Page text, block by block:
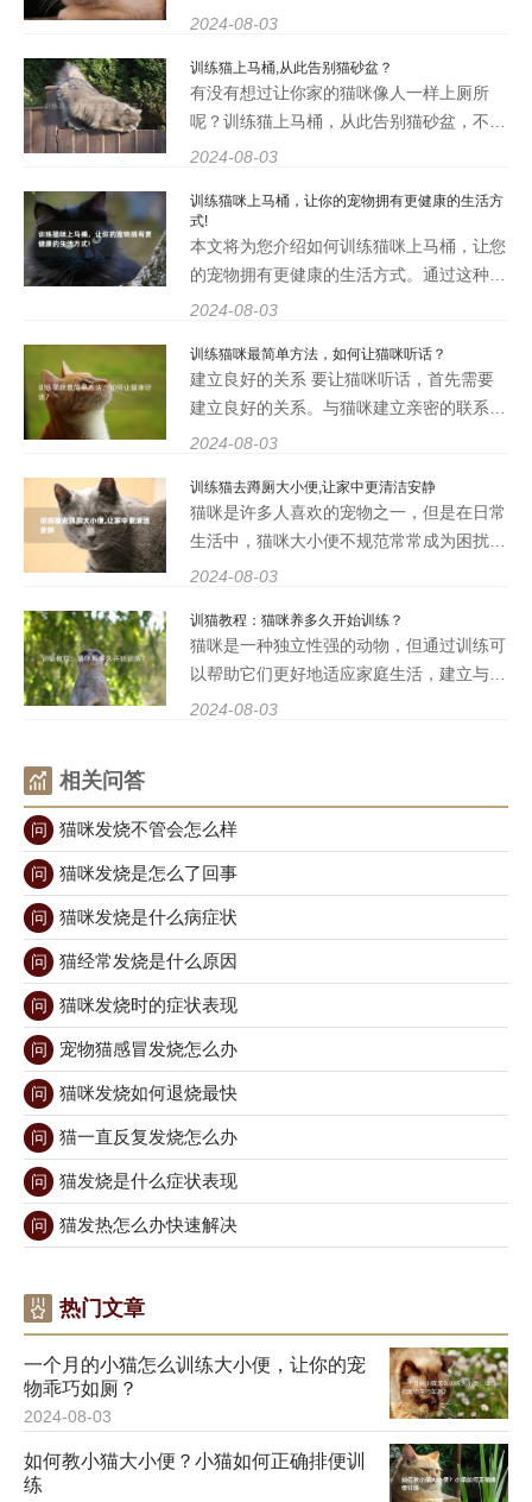
心，才能让家里保持整洁。本文将详细介绍
2. 选择合适的猫砂盆 选择一个合适的猫砂
盆对于训练小猫非
2024-08-03
训练猫上马桶,从此告别猫砂盆？
有没有想过让你家的猫咪像人一样上厕所
呢？训练猫上马桶，从此告别猫砂盆，不仅
可以减少清理猫砂的麻烦，还能让家里更加
让你的猫咪拥有更高级的厕所体验。 2. 必
备条件 要训练猫上马桶，
2024-08-03
训练猫咪上马桶，让你的宠物拥有更健康的生活方
式!
本文将为您介绍如何训练猫咪上马桶，让您
的宠物拥有更健康的生活方式。通过这种训
练，不仅可以减少猫砂的使用，还可以避免
洁、更健康的生活环境。 1. 为什么要训练
猫咪上马桶？ 训练猫咪
2024-08-03
训练猫咪最简单方法，如何让猫咪听话？
建立良好的关系 要让猫咪听话，首先需要
建立良好的关系。与猫咪建立亲密的联系，
让它感受到你的爱和关怀。可以通过定期给
增进彼此之间的感情。只有建立了牢固的信
任和亲密关系，猫
2024-08-03
训练猫去蹲厕大小便,让家中更清洁安静
猫咪是许多人喜欢的宠物之一，但是在日常
生活中，猫咪大小便不规范常常成为困扰主
人的问题。训练猫咪去蹲厕大小便，不仅可
生活质量，减少主人的麻烦。本文将介绍一
些训练猫咪去蹲厕大小
2024-08-03
训猫教程：猫咪养多久开始训练？
猫咪是一种独立性强的动物，但通过训练可
以帮助它们更好地适应家庭生活，建立与主
人之间更好的沟通和互动。训练可以帮助猫
2024-08-03
相关问答
问 猫咪发烧不管会怎么样
问 猫咪发烧是怎么了回事
问 猫咪发烧是什么病症状
问 猫经常发烧是什么原因
问 猫咪发烧时的症状表现
问 宠物猫感冒发烧怎么办
问 猫咪发烧如何退烧最快
问 猫一直反复发烧怎么办
问 猫发烧是什么症状表现
问 猫发热怎么办快速解决
热门文章
一个月的小猫怎么训练大小便，让你的宠
物乖巧如厕？
2024-08-03
如何教小猫大小便？小猫如何正确排便训
练